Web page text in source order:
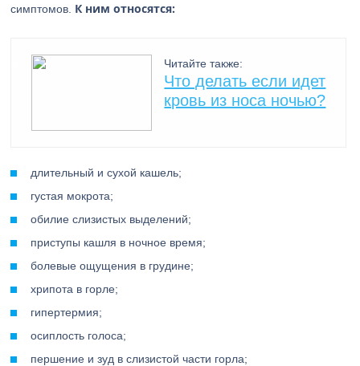
симптомов. К ним относятся:
Читайте также:
Что делать если идет
кровь из носа ночью?
длительный и сухой кашель;
густая мокрота;
обилие слизистых выделений;
приступы кашля в ночное время;
болевые ощущения в грудине;
хрипота в горле;
гипертермия;
осиплость голоса;
першение и зуд в слизистой части горла;